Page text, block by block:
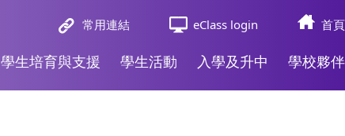
常用連結 eClass login 首頁
學生培育與支援 學生活動 入學及升中 學校夥伴